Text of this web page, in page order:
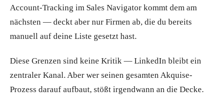
Account-Tracking im Sales Navigator kommt dem am
nächsten — deckt aber nur Firmen ab, die du bereits
manuell auf deine Liste gesetzt hast.
Diese Grenzen sind keine Kritik — LinkedIn bleibt ein
zentraler Kanal. Aber wer seinen gesamten Akquise-
Prozess darauf aufbaut, stößt irgendwann an die Decke.